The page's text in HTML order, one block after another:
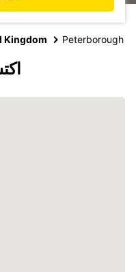
Kingdom Peterborough